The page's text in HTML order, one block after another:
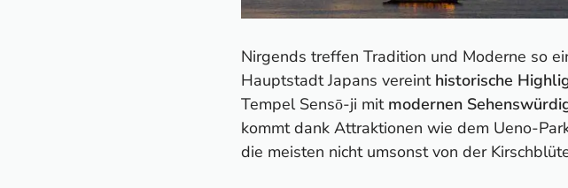
Nirgends treffen Tradition und Moderne so
Hauptstadt Japans vereint historische
Tempel Sensō-ji mit modernen
kommt dank Attraktionen wie dem Ueno-
die meisten nicht umsonst von der